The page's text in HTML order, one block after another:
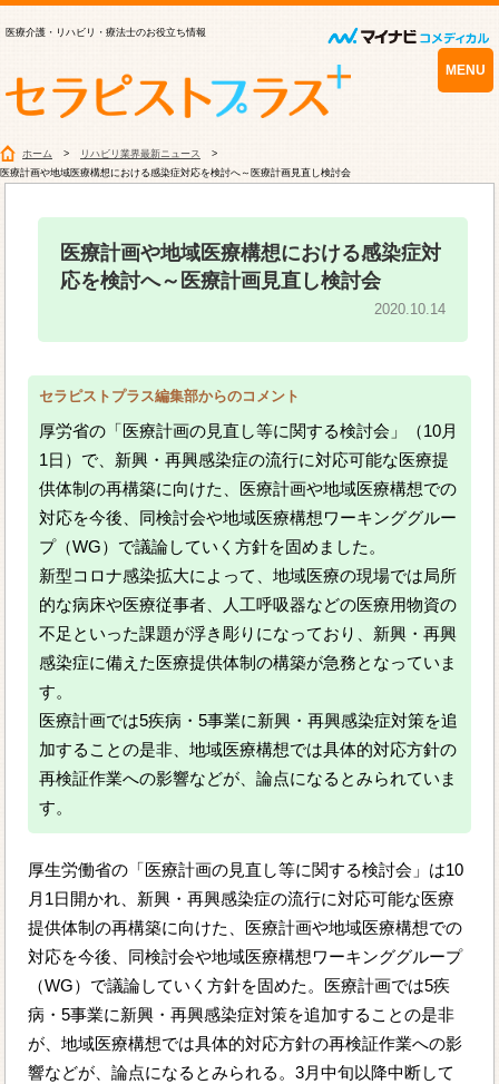
医療介護・リハビリ・療法士のお役立ち情報
MENU
ホーム
リハビリ業界最新ニュース
医療計画や地域医療構想における感染症対応を検討へ～医療計画見直し検討会
医療計画や地域医療構想における感染症対
応を検討へ～医療計画見直し検討会
2020.10.14
セラピストプラス編集部からのコメント
厚労省の「医療計画の見直し等に関する検討会」（10月
1日）で、新興・再興感染症の流行に対応可能な医療提
供体制の再構築に向けた、医療計画や地域医療構想での
対応を今後、同検討会や地域医療構想ワーキンググルー
プ（WG）で議論していく方針を固めました。
新型コロナ感染拡大によって、地域医療の現場では局所
的な病床や医療従事者、人工呼吸器などの医療用物資の
不足といった課題が浮き彫りになっており、新興・再興
感染症に備えた医療提供体制の構築が急務となっていま
す。
医療計画では5疾病・5事業に新興・再興感染症対策を追
加することの是非、地域医療構想では具体的対応方針の
再検証作業への影響などが、論点になるとみられていま
す。
厚生労働省の「医療計画の見直し等に関する検討会」は10
月1日開かれ、新興・再興感染症の流行に対応可能な医療
提供体制の再構築に向けた、医療計画や地域医療構想での
対応を今後、同検討会や地域医療構想ワーキンググループ
（WG）で議論していく方針を固めた。医療計画では5疾
病・5事業に新興・再興感染症対策を追加することの是非
が、地域医療構想では具体的対応方針の再検証作業への影
響などが、論点になるとみられる。3月中旬以降中断して